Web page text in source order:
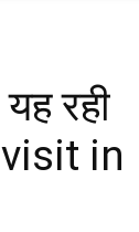
रही
visit in